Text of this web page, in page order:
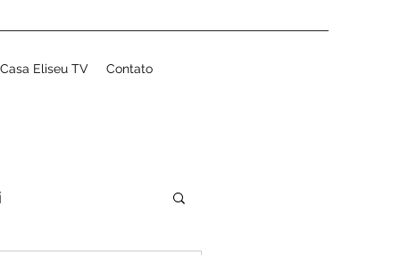
Casa Eliseu TV Contato